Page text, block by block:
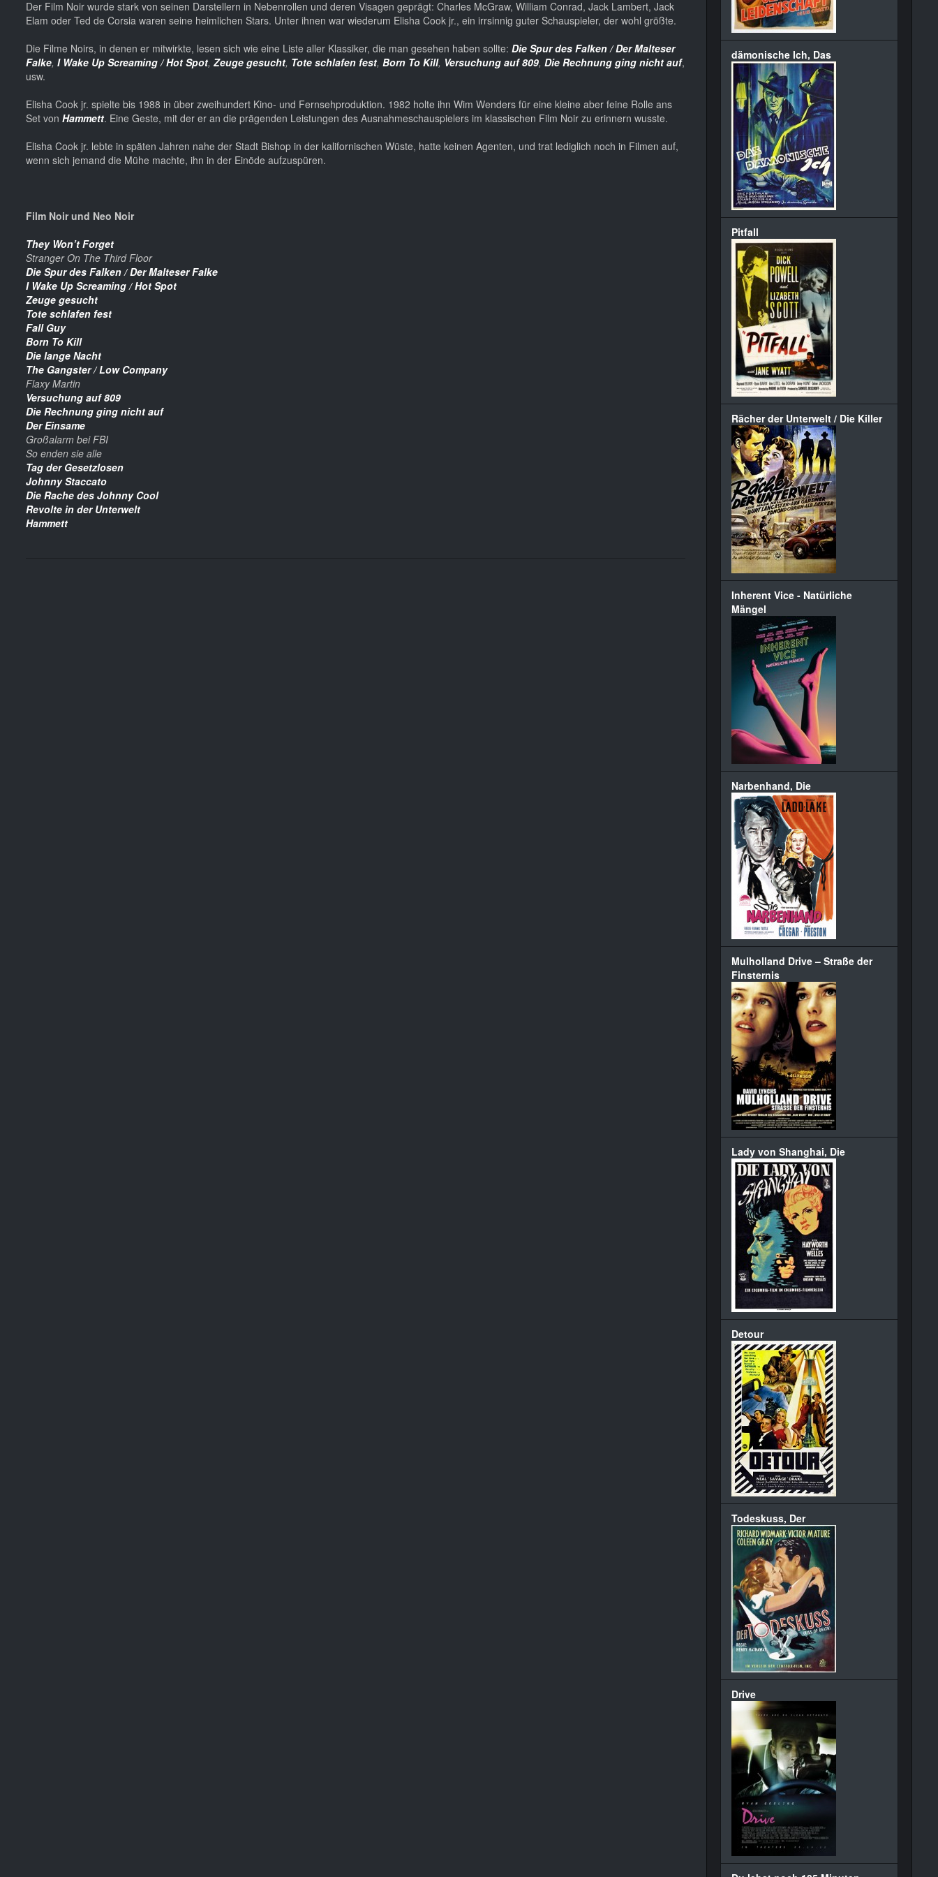
Der Film Noir wurde stark von seinen Darstellern in Nebenrollen und deren Visagen geprägt: Charles McGraw, William Conrad, Jack Lambert, Jack
Elam oder Ted de Corsia waren seine heimlichen Stars. Unter ihnen war wiederum Elisha Cook jr., ein irrsinnig guter Schauspieler, der wohl größte.
Die Filme Noirs, in denen er mitwirkte, lesen sich wie eine Liste aller Klassiker, die man gesehen haben sollte: Die Spur des Falken / Der Malteser
Falke, I Wake Up Screaming / Hot Spot, Zeuge gesucht, Tote schlafen fest, Born To Kill, Versuchung auf 809, Die Rechnung ging nicht auf,
usw.
Elisha Cook jr. spielte bis 1988 in über zweihundert Kino- und Fernsehproduktion. 1982 holte ihn Wim Wenders für eine kleine aber feine Rolle ans
Set von Hammett. Eine Geste, mit der er an die prägenden Leistungen des Ausnahmeschauspielers im klassischen Film Noir zu erinnern wusste.
Elisha Cook jr. lebte in späten Jahren nahe der Stadt Bishop in der kalifornischen Wüste, hatte keinen Agenten, und trat lediglich noch in Filmen auf,
wenn sich jemand die Mühe machte, ihn in der Einöde aufzuspüren.
Film Noir und Neo Noir
They Won’t Forget
Stranger On The Third Floor
Die Spur des Falken / Der Malteser Falke
I Wake Up Screaming / Hot Spot
Zeuge gesucht
Tote schlafen fest
Fall Guy
Born To Kill
Die lange Nacht
The Gangster / Low Company
Flaxy Martin
Versuchung auf 809
Die Rechnung ging nicht auf
Der Einsame
Großalarm bei FBI
So enden sie alle
Tag der Gesetzlosen
Johnny Staccato
Die Rache des Johnny Cool
Revolte in der Unterwelt
Hammett
dämonische Ich, Das
Pitfall
Rächer der Unterwelt / Die Killer
Inherent Vice - Natürliche
Mängel
Narbenhand, Die
Mulholland Drive – Straße der
Finsternis
Lady von Shanghai, Die
Detour
Todeskuss, Der
Drive